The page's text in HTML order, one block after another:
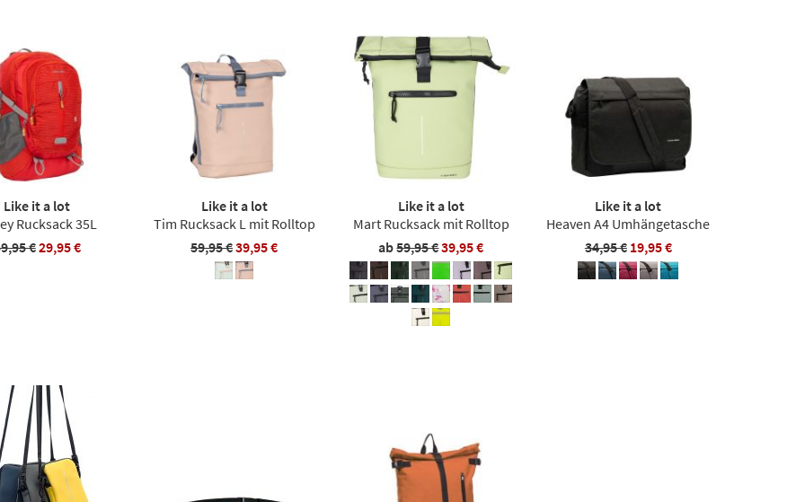
Like it a lot
Rucksack 35L
€29,95 €
Like it a lot
Tim Rucksack L mit Rolltop
59,95 €39,95 €
Like it a lot
Mart Rucksack mit Rolltop
ab59,95 €39,95 €
Like it a lot
Heaven A4 Umhängetasche
34,95 € 19,95 €